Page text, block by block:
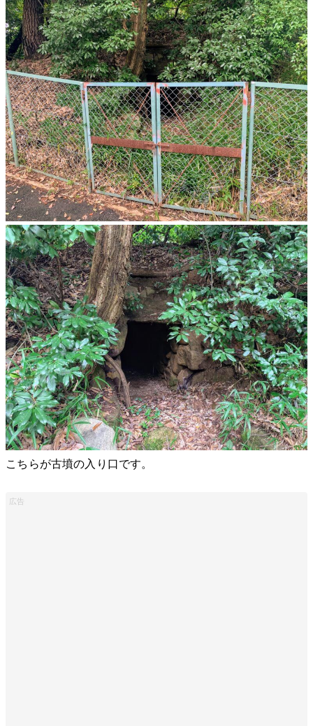
こちらが古墳の入り口です。